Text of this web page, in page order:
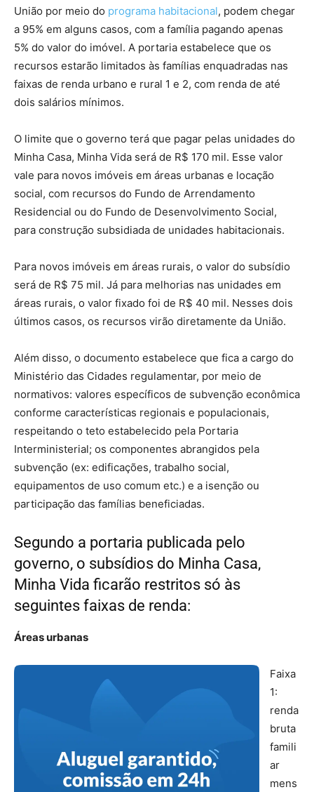
União por meio do programa habitacional, podem chegar
a 95% em alguns casos, com a família pagando apenas
5% do valor do imóvel. A portaria estabelece que os
recursos estarão limitados às famílias enquadradas nas
faixas de renda urbano e rural 1 e 2, com renda de até
dois salários mínimos.
O limite que o governo terá que pagar pelas unidades do
Minha Casa, Minha Vida será de R$ 170 mil. Esse valor
vale para novos imóveis em áreas urbanas e locação
social, com recursos do Fundo de Arrendamento
Residencial ou do Fundo de Desenvolvimento Social,
para construção subsidiada de unidades habitacionais.
Para novos imóveis em áreas rurais, o valor do subsídio
será de R$ 75 mil. Já para melhorias nas unidades em
áreas rurais, o valor fixado foi de R$ 40 mil. Nesses dois
últimos casos, os recursos virão diretamente da União.
Além disso, o documento estabelece que fica a cargo do
Ministério das Cidades regulamentar, por meio de
normativos: valores específicos de subvenção econômica
conforme características regionais e populacionais,
respeitando o teto estabelecido pela Portaria
Interministerial; os componentes abrangidos pela
subvenção (ex: edificações, trabalho social,
equipamentos de uso comum etc.) e a isenção ou
participação das famílias beneficiadas.
Segundo a portaria publicada pelo
governo, o subsídios do Minha Casa,
Minha Vida ficarão restritos só às
seguintes faixas de renda:
Áreas urbanas
Faixa
1:
renda
bruta
famili
ar
mens